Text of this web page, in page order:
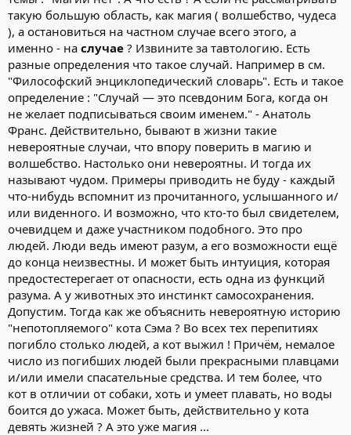
а вообще у нас война с америкой, которая банкрот, и сидит на
супер вулкане, и поверь мне им нечего терять, они
уничтожили кучу стран, югославия, ирак, ливия, коррея, ну и
так далее ..я молчу про цветные революции))
и тут ты мне ебешь мозг какимито пришельцами, которые нас
ебут по техногиям, и даже не захватывают планету)..а может
даже и захватуют! ибо когда немцы сибались в антарктиду, то
врядли они так жостко убили американский флот что к ним
ехал. потом генерала в психушку закрыли, но мы то знаем, что
просто немцы дали люлей, а потом америка взорвала ядерный
заряд в верхних слоях атмосферы, чтоб ЭМИ (электро
магнитный импульс) разрушил их инфраструктуру, и из-за него
щас озоновая дыра на антарктидой, и щас погода ток из-за
этого в жопе) , мыж никогда не применим климатическое, и
разумееется тектоническое оружие в своих целях! ... кстати в
китае недавно был случай искуственного землетрясения балов
в 2+ , в новостях писано (год назад)
вопрос:ну раз ты "запел", то просто скажи че как?!
ответ:А то что конец нашей (не первой и не последней
цивилизации близок),а жопа в том что... вас миллиарды, а
нас(кто хавает и контролирует ситуацию) тысячи ... ну может
сотни тысяч,щас мир зашатается, и начнется жесть,
и вы все неготовы здыхать с голоду, если взорвется
йеллоустоун, ну или метеорит и нам паника не нужна.
такую большую область, как магия ( волшебство, чудеса
), а остановиться на частном случае всего этого, а
именно - на случае ? Извините за тавтологию. Есть
разные определения что такое случай. Например в см.
"Философский энциклопедический словарь". Есть и такое
определение : "Случай — это псевдоним Бога, когда он
не желает подписываться своим именем." - Анатоль
Франс. Действительно, бывают в жизни такие
невероятные случаи, что впору поверить в магию и
волшебство. Настолько они невероятны. И тогда их
называют чудом. Примеры приводить не буду - каждый
что-нибудь вспомнит из прочитанного, услышанного и/
или виденного. И возможно, что кто-то был свидетелем,
очевидцем и даже участником подобного. Это про
людей. Люди ведь имеют разум, а его возможности ещё
до конца неизвестны. И может быть интуиция, которая
предостестерегает от опасности, есть одна из функций
разума. А у животных это инстинкт самосохранения.
Допустим. Тогда как же объяснить невероятную историю
"непотопляемого" кота Сэма ? Во всех тех перепитиях
погибло столько людей, а кот выжил ! Причём, немалое
число из погибших людей были прекрасными плавцами
и/или имели спасательные средства. И тем более, что
кот в отличии от собаки, хоть и умеет плавать, но воды
боится до ужаса. Может быть, действительно у кота
девять жизней ? А это уже магия ...